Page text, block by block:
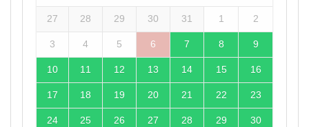
27 28 29 30 31 1 2
3 4 5 6 7 8 9
10 11 12 13 14 15 16
17 18 19 20 21 22 23
24 25 26 27 28 29 30